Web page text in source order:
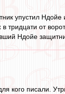
упустил
тридцати от
Ндойе
кого писали.